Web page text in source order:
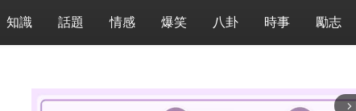
知識 話題 情感 爆笑 八卦 時事 勵志
arrow_forward_ios